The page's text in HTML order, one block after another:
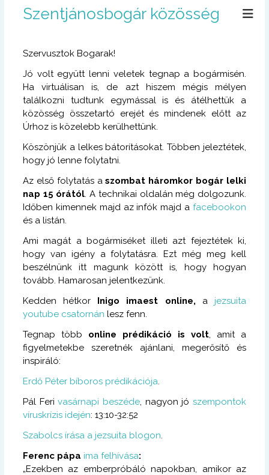
Szentjánosbogár közösség
Szervusztok Bogarak!
Jó volt együtt lenni veletek tegnap a bogármisén.
Ha virtuálisan is, de azt hiszem mégis mélyen
találkozni tudtunk egymással is és átélhettük a
közösség összetartó erejét és mindenek előtt az
Úrhoz is közelebb kerülhettünk.
Köszönjük a lelkes bátorításokat. Többen jeleztétek,
hogy jó lenne folytatni.
Az első folytatás aszombat háromkor bogár lelki
nap 15 órától. A technikai oldalán még dolgozunk.
Időben kimennek majd az infók majd a facebookon
és a listán.
Ami magát a bogármiséket illeti azt fejeztétek ki,
hogy van igény a folytatásra. Ezt még meg kell
beszélnünk itt magunk között is, hogy hogyan
tovább. Hamarosan jelentkezünk.
Kedden hétkor Inigo imaest online, a jezsuita
youtube csatornán lesz fenn.
Tegnap több online prédikáció is volt, amit a
figyelmetekbe szeretnék ajánlani, megerősítő és
inspiráló:
Erdő Péter bíboros prédikációja.
Pál Ferivasárnapi beszéde, nagyon jó szempontok
víruskrízis idején: 13:10-32:52
Szabolcs írása a jezsuita blogon.
Ferenc pápa ima felhívása:
„Ezekben az emberpróbáló napokban, amikor az